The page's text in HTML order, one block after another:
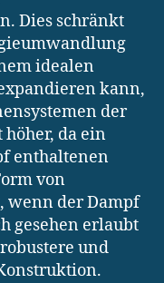
Dies schränkt
idealen
kann,
der
da ein
enthaltenen
von
wenn der Dampf
gesehen erlaubt
und